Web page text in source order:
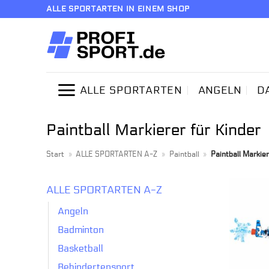
ALLE SPORTARTEN IN EINEM SHOP
ALLE SPORTARTEN ANGELN
Paintball Markierer für Kinder
Start » ALLE SPORTARTEN A-Z » Paintball » Paintball
ALLE SPORTARTEN A-Z
Angeln
Badminton
Basketball